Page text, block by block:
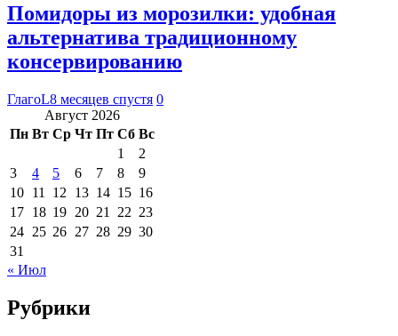
Помидоры из морозилки: удобная
альтернатива традиционному
консервированию
ГлагоL8 месяцев спустя 0
Август 2026
Пн Вт Ср Чт Пт Сб Вс
1
2
3
4 5 6 7 8
9
10 11 12 13 14 15 16
17 18 19 20 21 22 23
24 25 26 27 28 29 30
31
« Июл
Рубрики